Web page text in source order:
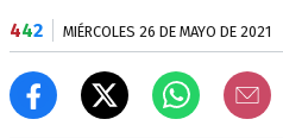
442 MIÉRCOLES 26 DE MAYO DE 2021